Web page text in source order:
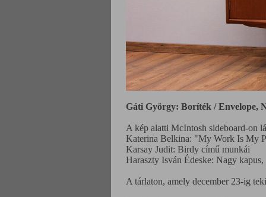
Gáti György: Boríték / Envelope,
A kép alatti McIntosh sideboard-on
Katerina Belkina: "My Work Is My
Karsay Judit: Birdy című munkái
Haraszty Isván Édeske: Nagy
A tárlaton, amely december 23-ig